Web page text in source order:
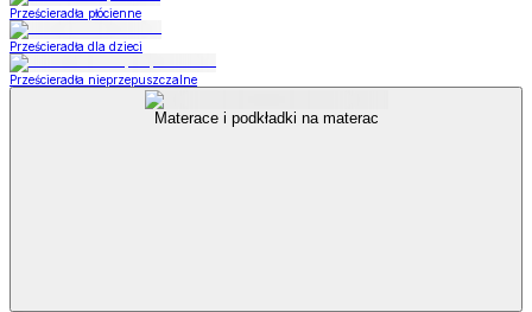
Prześcieradła płócienne
Prześcieradła dla dzieci
Prześcieradła nieprzepuszczalne
Materace i podkładki na materac